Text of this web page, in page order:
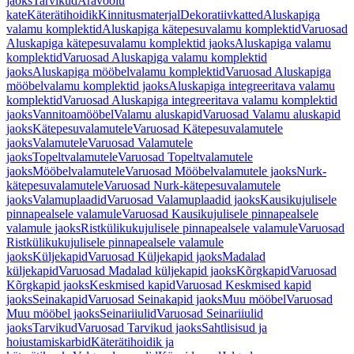
kateKäterätihoidikKinnitusmaterjalDekoratiivkattedAluskapiga
valamu komplektidAluskapiga kätepesuvalamu komplektidVaruosad
Aluskapiga kätepesuvalamu komplektid jaoksAluskapiga valamu
komplektidVaruosad Aluskapiga valamu komplektid
jaoksAluskapiga mööbelvalamu komplektidVaruosad Aluskapiga
mööbelvalamu komplektid jaoksAluskapiga integreeritava valamu
komplektidVaruosad Aluskapiga integreeritava valamu komplektid
jaoksVannitoamööbelValamu aluskapidVaruosad Valamu aluskapid
jaoksKätepesuvalamuteleVaruosad Kätepesuvalamutele
jaoksValamuteleVaruosad Valamutele
jaoksTopeltvalamuteleVaruosad Topeltvalamutele
jaoksMööbelvalamuteleVaruosad Mööbelvalamutele jaoksNurk-
kätepesuvalamuteleVaruosad Nurk-kätepesuvalamutele
jaoksValamuplaadidVaruosad Valamuplaadid jaoksKausikujulisele
pinnapealsele valamuleVaruosad Kausikujulisele pinnapealsele
valamule jaoksRistkülikukujulisele pinnapealsele valamuleVaruosad
Ristkülikukujulisele pinnapealsele valamule
jaoksKüljekapidVaruosad Küljekapid jaoksMadalad
küljekapidVaruosad Madalad küljekapid jaoksKõrgkapidVaruosad
Kõrgkapid jaoksKeskmised kapidVaruosad Keskmised kapid
jaoksSeinakapidVaruosad Seinakapid jaoksMuu mööbelVaruosad
Muu mööbel jaoksSeinariiulidVaruosad Seinariiulid
jaoksTarvikudVaruosad Tarvikud jaoksSahtlisisud ja
hoiustamiskarbidKäterätihoidik ja